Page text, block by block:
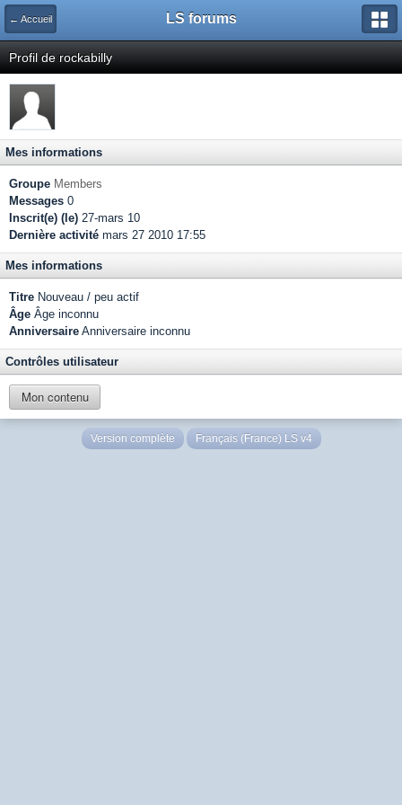
← Accueil LS forums
Profil de rockabilly
Mes informations
Groupe Members
Messages 0
Inscrit(e) (le) 27-mars 10
Dernière activité mars 27 2010 17:55
Mes informations
Titre Nouveau / peu actif
Âge Âge inconnu
Anniversaire Anniversaire inconnu
Contrôles utilisateur
Mon contenu
Version complète Français (France) LS v4